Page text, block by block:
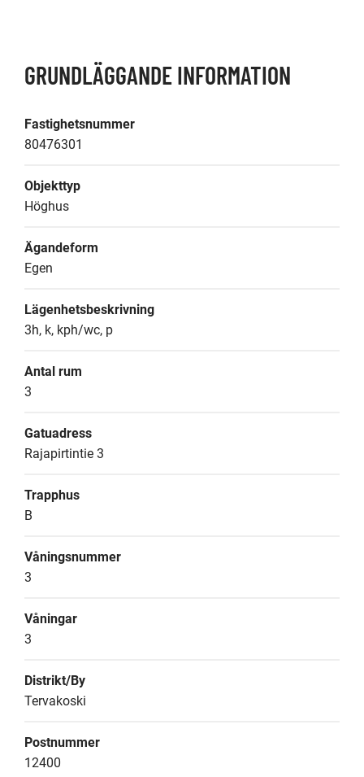
GRUNDLÄGGANDE INFORMATION
Fastighetsnummer
80476301
Objekttyp
Höghus
Ägandeform
Egen
Lägenhetsbeskrivning
3h, k, kph/wc, p
Antal rum
3
Gatuadress
Rajapirtintie 3
Trapphus
B
Våningsnummer
3
Våningar
3
Distrikt/By
Tervakoski
Postnummer
12400